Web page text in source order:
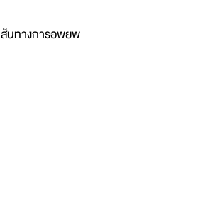
นทางการอพยพ